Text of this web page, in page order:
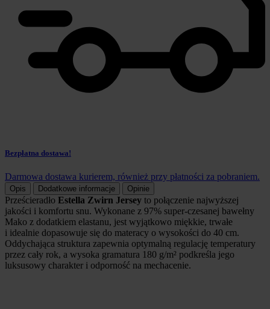
Bezpłatna dostawa!
Darmowa dostawa kurierem, również przy płatności za pobraniem.
Opis Dodatkowe informacje Opinie
Prześcieradło Estella Zwirn Jersey to połączenie najwyższej
jakości i komfortu snu. Wykonane z 97% super-czesanej bawełny
Mako z dodatkiem elastanu, jest wyjątkowo miękkie, trwałe
i idealnie dopasowuje się do materacy o wysokości do 40 cm.
Oddychająca struktura zapewnia optymalną regulację temperatury
przez cały rok, a wysoka gramatura 180 g/m² podkreśla jego
luksusowy charakter i odporność na mechacenie.